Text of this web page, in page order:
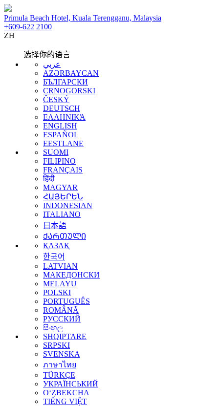
Primula Beach Hotel, Kuala Terengganu, Malaysia
+609-622 2100
ZH
选择你的语言
عربي
AZƏRBAYCAN
БЪЛГАРСКИ
CRNOGORSKI
ČESKÝ
DEUTSCH
ΕΛΛΗΝΙΚΆ
ENGLISH
ESPAÑOL
EESTLANE
SUOMI
FILIPINO
FRANÇAIS
हिंदी
MAGYAR
ՀԱՅԵՐԵՆ
INDONESIAN
ITALIANO
日本語
ᲥᲐᲠᲗᲣᲚᲘ
ҚАЗАҚ
한국어
LATVIAN
МАКЕДОНСКИ
MELAYU
POLSKI
PORTUGUÊS
ROMÂNĂ
РУССКИЙ
සිංහල
SHQIPTARE
SRPSKI
SVENSKA
ภาษาไทย
TÜRKÇE
УКРАЇНСЬКИЙ
O‘ZBEKCHA
TIẾNG VIỆT